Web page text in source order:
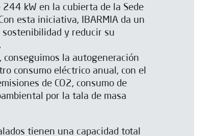
kW en la cubierta de la Sede
esta iniciativa, IBARMIA da un
y reducir su
conseguimos la autogeneración
consumo eléctrico anual, con el
de CO2, consumo de
por la tala de masa
tienen una capacidad total